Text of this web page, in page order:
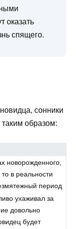
оказать
спящего.
сонники
образом:
новорожденного,
в реальности
период
ухаживал за
довольно
будет